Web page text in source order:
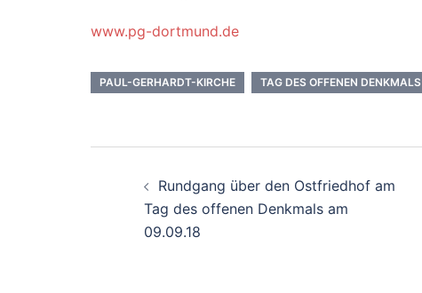
www.pg-dortmund.de
PAUL-GERHARDT-KIRCHE TAG DES OFFENEN DENKMALS
Beitrags-
Navigation
Rundgang über den Ostfriedhof am
Tag des offenen Denkmals am
09.09.18